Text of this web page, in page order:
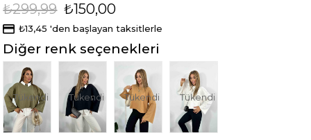
₺299,99 ₺150,00
₺13,45 'den başlayan taksitlerle
Diğer renk seçenekleri
Tükendi Tükendi Tükendi Tükendi